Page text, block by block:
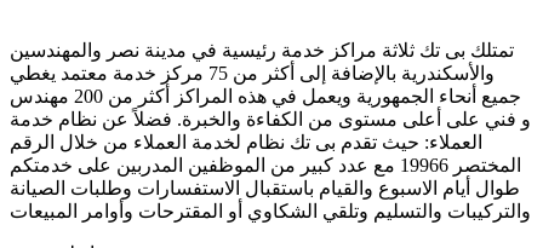
تمتلك بى تك ثلاثة مراكز خدمة رئيسية في مدينة نصر والمهندسين
والأسكندرية بالإضافة إلى أكثر من 75 مركز خدمة معتمد يغطي
جميع أنحاء الجمهورية ويعمل في هذه المراكز أكثر من 200 مهندس
و فني على أعلى مستوى من الكفاءة والخبرة. فضلاً عن نظام خدمة
العملاء: حيث تقدم بى تك نظام لخدمة العملاء من خلال الرقم
المختصر 19966 مع عدد كبير من الموظفين المدربين على خدمتكم
طوال أيام الاسبوع والقيام باستقبال الاستفسارات وطلبات الصيانة
والتركيبات والتسليم وتلقي الشكاوي أو المقترحات وأوامر المبيعات